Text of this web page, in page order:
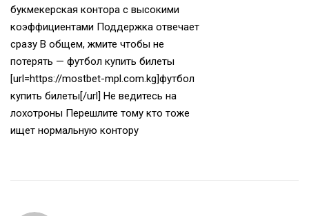
букмекерская контора с высокими
коэффициентами Поддержка отвечает
сразу В общем, жмите чтобы не
потерять — футбол купить билеты
[url=https://mostbet-mpl.com.kg]футбол
купить билеты[/url] Не ведитесь на
лохотроны Перешлите тому кто тоже
ищет нормальную контору